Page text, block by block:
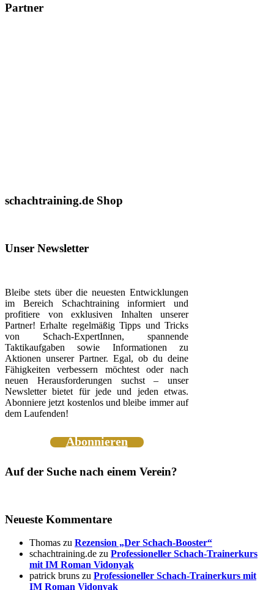
Partner
schachtraining.de Shop
Unser Newsletter
Bleibe stets über die neuesten Entwicklungen
im Bereich Schachtraining informiert und
profitiere von exklusiven Inhalten unserer
Partner! Erhalte regelmäßig Tipps und Tricks
von Schach-ExpertInnen, spannende
Taktikaufgaben sowie Informationen zu
Aktionen unserer Partner. Egal, ob du deine
Fähigkeiten verbessern möchtest oder nach
neuen Herausforderungen suchst – unser
Newsletter bietet für jede und jeden etwas.
Abonniere jetzt kostenlos und bleibe immer auf
dem Laufenden!
Abonnieren
Auf der Suche nach einem Verein?
Neueste Kommentare
Thomas zu Rezension „Der Schach-Booster“
schachtraining.de zu Professioneller Schach-Trainerkurs
mit IM Roman Vidonyak
patrick bruns zu Professioneller Schach-Trainerkurs mit
IM Roman Vidonyak